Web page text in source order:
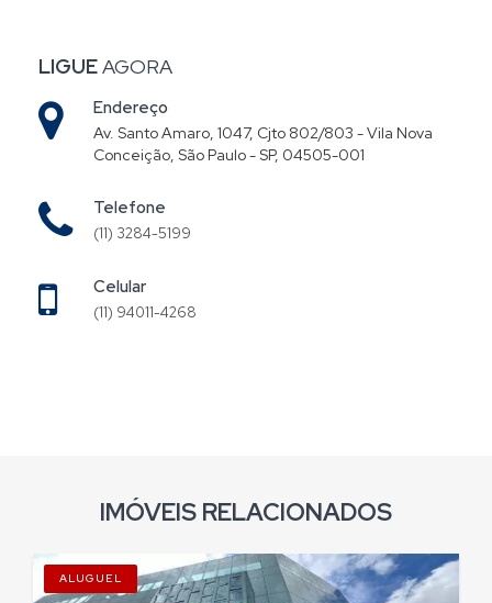
LIGUEAGORA
Endereço
Av. Santo Amaro, 1047, Cjto 802/803 - Vila Nova
Conceição, São Paulo - SP, 04505-001
Telefone
(11) 3284-5199
Celular
(11) 94011-4268
IMÓVEIS RELACIONADOS
ALUGUEL